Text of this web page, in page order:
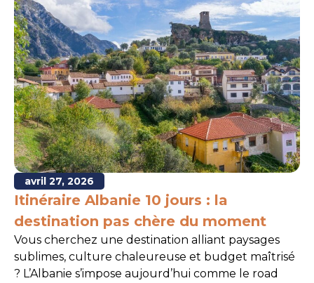
avril 27, 2026
Itinéraire Albanie 10 jours : la
destination pas chère du moment
Vous cherchez une destination alliant paysages
sublimes, culture chaleureuse et budget maîtrisé
? L’Albanie s’impose aujourd’hui comme le road